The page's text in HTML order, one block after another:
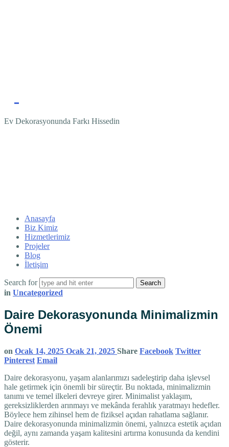
Ev Dekorasyonunda Farkı Hissedin
Anasayfa
Biz Kimiz
Hizmetlerimiz
Projeler
Blog
İletişim
Search for
in Uncategorized
Daire Dekorasyonunda Minimalizmin
Önemi
on Ocak 14, 2025 Ocak 21, 2025 Share Facebook Twitter
Pinterest Email
Daire dekorasyonu, yaşam alanlarımızı sadeleştirip daha işlevsel
hale getirmek için önemli bir süreçtir. Bu noktada, minimalizmin
tanımı ve temel ilkeleri devreye girer. Minimalist yaklaşım,
gereksizliklerden arınmayı ve mekânda ferahlık yaratmayı hedefler.
Böylece hem zihinsel hem de fiziksel açıdan rahatlama sağlanır.
Daire dekorasyonunda minimalizmin önemi, yalnızca estetik açıdan
değil, aynı zamanda yaşam kalitesini artırma konusunda da kendini
gösterir.